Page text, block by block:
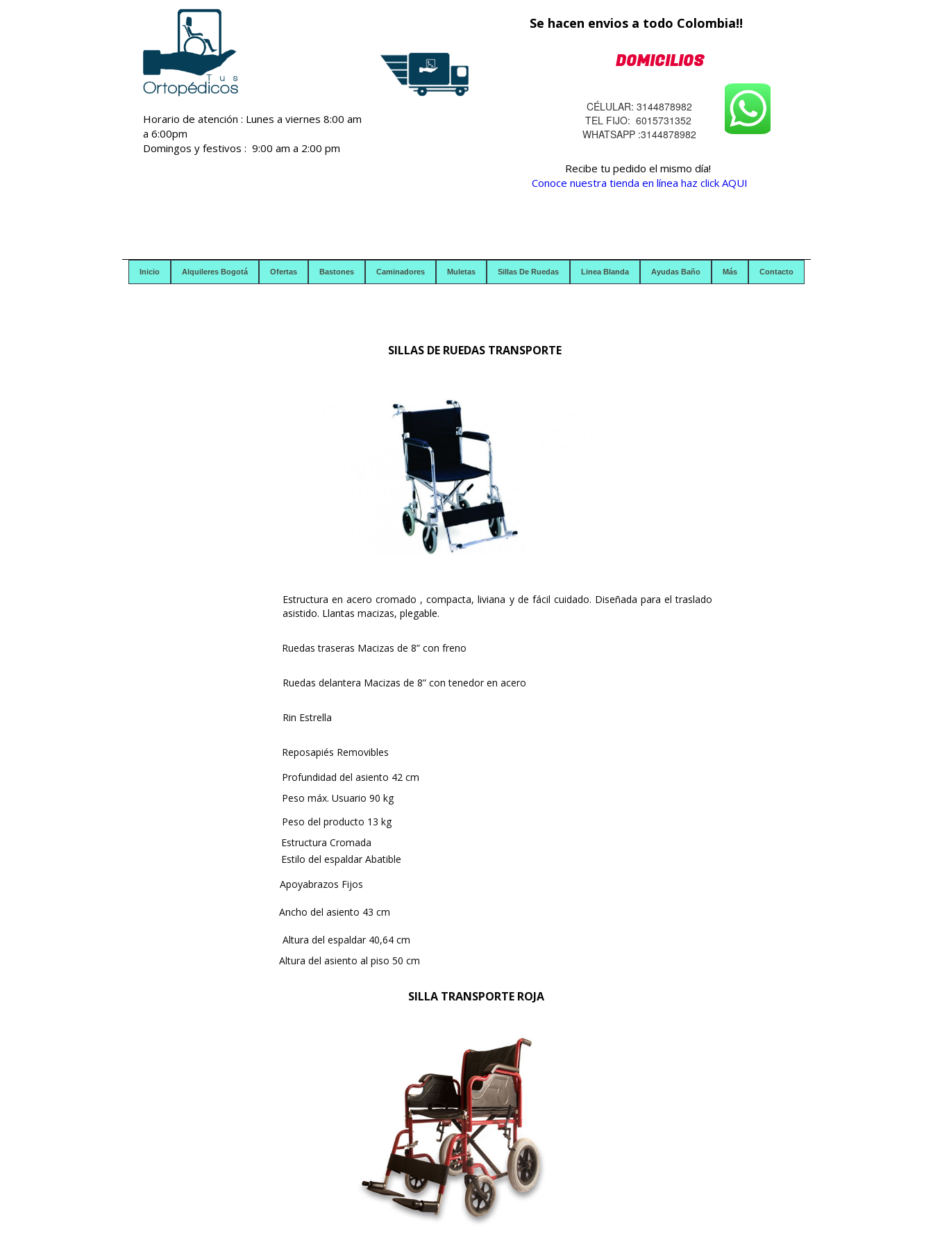
DOMICILIOS
Recibe tu pedido el mismo día!
Conoce nuestra tienda en línea haz click AQUI
Se hacen envios a todo Colombia!!
Horario de atención : Lunes a viernes 8:00 am
a 6:00pm
Domingos y festivos : 9:00 am a 2:00 pm
CÉLULAR: 3144878982
TEL FIJO: 6015731352
WHATSAPP :3144878982
Inicio Alquileres Bogotá Ofertas Bastones Caminadores Muletas Sillas De Ruedas Linea Blanda Ayudas Baño Más Contacto
SILLAS DE RUEDAS TRANSPORTE
Estructura en acero cromado , compacta, liviana y de fácil cuidado. Diseñada para el traslado
asistido. Llantas macizas, plegable.
Ruedas traseras Macizas de 8” con freno
Ruedas delantera Macizas de 8” con tenedor en acero
Rin Estrella
Reposapiés Removibles
Profundidad del asiento 42 cm
Peso máx. Usuario 90 kg
Peso del producto 13 kg
Estructura Cromada
Estilo del espaldar Abatible
Apoyabrazos Fijos
Ancho del asiento 43 cm
Altura del espaldar 40,64 cm
Altura del asiento al piso 50 cm
SILLA TRANSPORTE ROJA